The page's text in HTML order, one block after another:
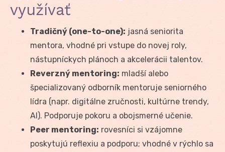
využívať
Tradičný (one-to-one): jasná seniorita
mentora, vhodné pri vstupe do novej roly,
nástupníckych plánoch a akcelerácii talentov.
Reverzný mentoring: mladší alebo
špecializovaný odborník mentoruje seniorného
lídra (napr. digitálne zručnosti, kultúrne trendy,
AI). Podporuje pokoru a obojsmerné učenie.
Peer mentoring: rovesníci si vzájomne
poskytujú reflexiu a podporu; vhodné v rýchlo sa